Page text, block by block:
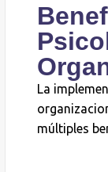
La
múltiples